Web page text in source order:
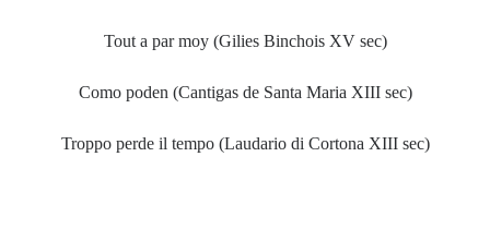
Tout a par moy (Gilies Binchois XV sec)
Como poden (Cantigas de Santa Maria XIII sec)
Troppo perde il tempo (Laudario di Cortona XIII sec)